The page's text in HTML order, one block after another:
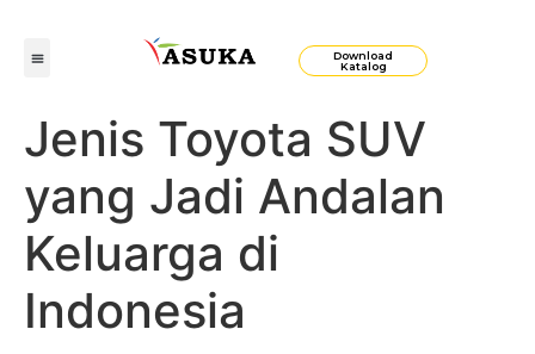
Download
Katalog
Jenis Toyota SUV
yang Jadi Andalan
Keluarga di
Indonesia